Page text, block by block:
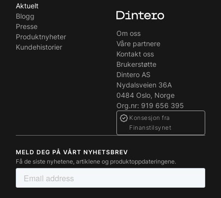
Aktuelt
Blogg
Presse
Produktnyheter
Kundehistorier
Om oss
Våre partnere
Kontakt oss
Brukerstøtte
Dintero AS
Nydalsveien 36A
0484 Oslo, Norge
Org.nr: 919 656 395
Konsesjon fra
Finanstilsynet
MELD DEG PÅ VÅRT NYHETSBREV
Få de siste nyhetene, artiklene og produktoppdateringene.